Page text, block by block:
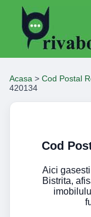
Acasa > Cod Postal
420134
Cod
Aici
Bistrita,